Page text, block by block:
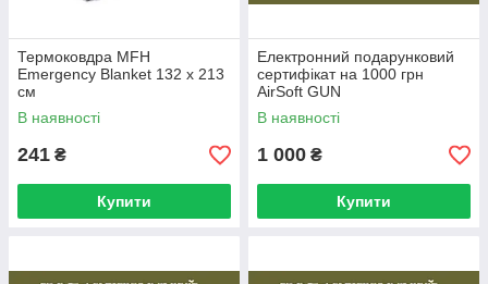
Термоковдра MFH
Emergency Blanket 132 x 213
см
В наявності
241 ₴
Купити
Електронний подарунковий
сертифікат на 1000 грн
AirSoft GUN
В наявності
1 000 ₴
Купити